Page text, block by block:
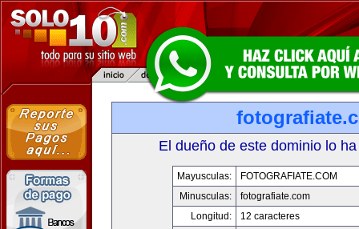
El dueño de este dominio lo
Mayusculas:
FOTOGRAFIATE.COM
Minusculas:
fotografiate.com
Longitud:
12 caracteres